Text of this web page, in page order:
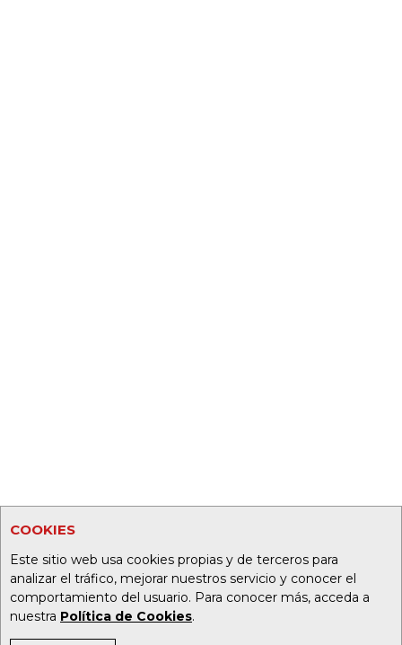
COOKIES
Este sitio web usa cookies propias y de terceros para
analizar el tráfico, mejorar nuestros servicio y conocer el
comportamiento del usuario. Para conocer más, acceda a
nuestra Política de Cookies.